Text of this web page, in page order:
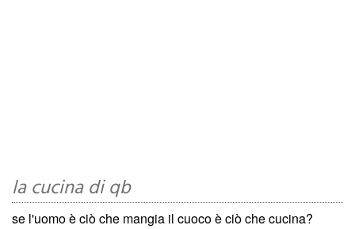
la cucina di qb
se l'uomo è ciò che mangia il cuoco è ciò che cucina?